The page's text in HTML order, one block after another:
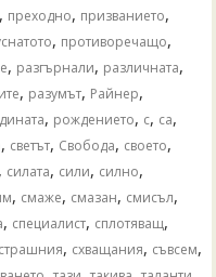
, преходно, призванието,
, противоречащо,
, разгърнали, различната,
, разумът, Райнер,
, рождението, с, са,
, светът, Свобода, своето,
, силата, сили, силно,
, смаже, смазан, смисъл,
, специалист, сплотяващ,
страшния, схващания, съвсем,